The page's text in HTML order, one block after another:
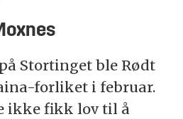
Stortinget ble Rødt
forliket i februar.
ikke fikk lov til å